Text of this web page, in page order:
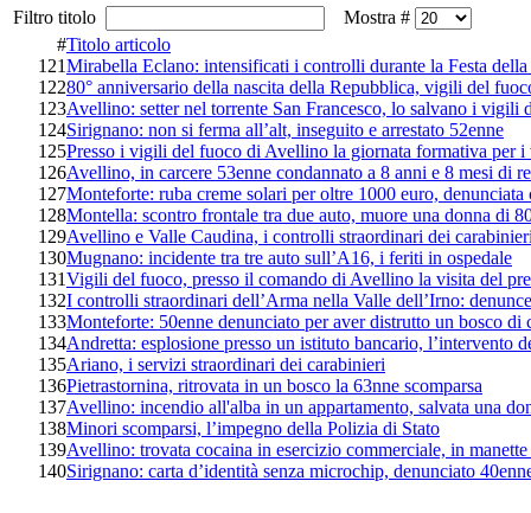
Filtro titolo
Mostra #
#Titolo articolo
121Mirabella Eclano: intensificati i controlli durante la Festa
12280° anniversario della nascita della Repubblica, vigili del
123Avellino: setter nel torrente San Francesco, lo salvano i vigili
124Sirignano: non si ferma all’alt, inseguito e arrestato 52enne
125Presso i vigili del fuoco di Avellino la giornata formativa per
126Avellino, in carcere 53enne condannato a 8 anni e 8 mesi di
127Monteforte: ruba creme solari per oltre 1000 euro, denunciata
128Montella: scontro frontale tra due auto, muore una donna di
129Avellino e Valle Caudina, i controlli straordinari dei
130Mugnano: incidente tra tre auto sull’A16, i feriti in ospedale
131Vigili del fuoco, presso il comando di Avellino la visita del
132I controlli straordinari dell’Arma nella Valle dell’Irno:
133Monteforte: 50enne denunciato per aver distrutto un bosco di
134Andretta: esplosione presso un istituto bancario, l’intervento
135Ariano, i servizi straordinari dei carabinieri
136Pietrastornina, ritrovata in un bosco la 63nne scomparsa
137Avellino: incendio all'alba in un appartamento, salvata una
138Minori scomparsi, l’impegno della Polizia di Stato
139Avellino: trovata cocaina in esercizio commerciale, in
140Sirignano: carta d’identità senza microchip, denunciato